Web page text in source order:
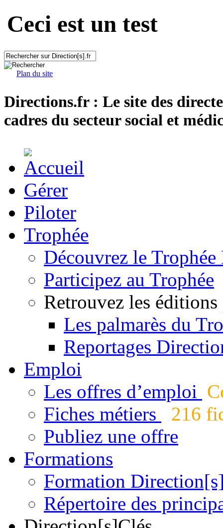
Ceci est un test
Plan du site
Directions.fr : Le site des
cadres du secteur social et
Gérer
Piloter
Trophée
Découvrez le
Participez au Trophée
Retrouvez les éditions
Les palmarès du
Reportages
Emploi
Les offres d’emploi
Fiches métiers
216
Publiez une offre
Formations
Formation
Répertoire des